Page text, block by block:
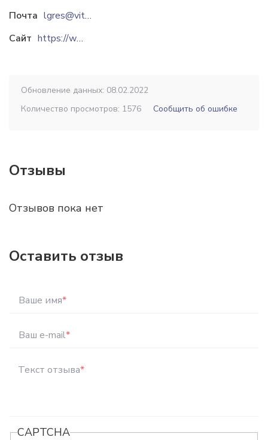
Почта
lgres@vitebsk.by
Сайт
https://www.vitebsk.energo.by
Обновление данных: 08.02.2022
Количество просмотров: 1576
Сообщить об ошибке
Отзывы
Отзывов пока нет
Оставить отзыв
Ваше имя*
Ваш e-mail*
Текст отзыва*
CAPTCHA